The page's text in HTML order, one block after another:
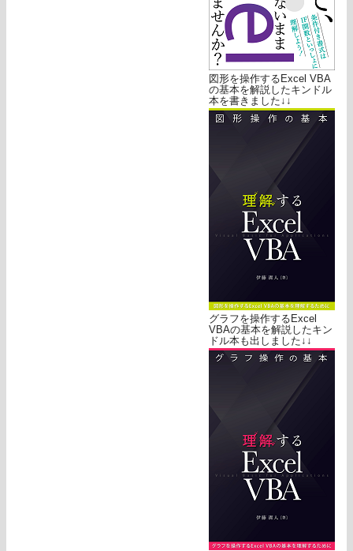
図形を操作するExcel VBA
の基本を解説したキンドル
本を書きました↓↓
グラフを操作するExcel
VBAの基本を解説したキン
ドル本も出しました↓↓